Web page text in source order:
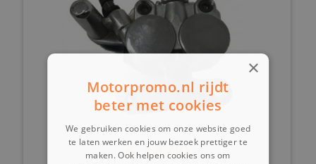
€ 44,99
×
Motorpromo.nl rijdt
beter met cookies
We gebruiken cookies om onze website goed
te laten werken en jouw bezoek prettiger te
maken. Ook helpen cookies ons om